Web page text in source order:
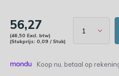
56,27
(46,50 Excl. btw)
(Stukprijs: 0,09 / Stuk)
Koop nu, betaal op